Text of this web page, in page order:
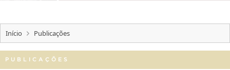
Início Publicações
PUBLICAÇÕES